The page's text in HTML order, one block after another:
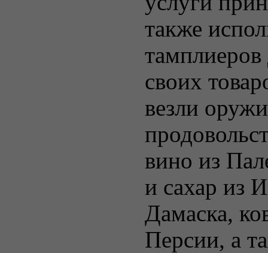
также
тамплиеров
своих
везли
вино из
и сахар из
Дамаска,
Персии, а